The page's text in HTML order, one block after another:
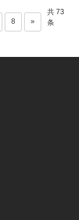
8 »
共 73
条